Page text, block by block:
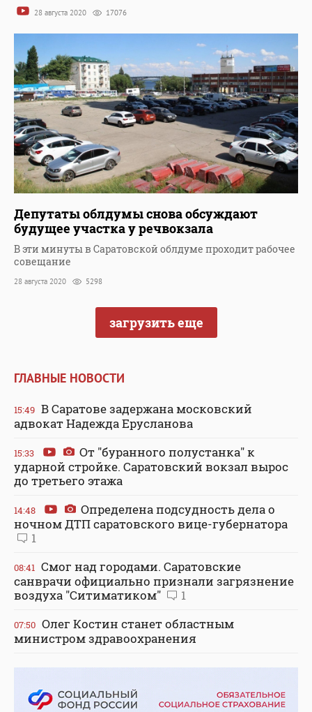
28 августа 2020 17076
Депутаты облдумы снова обсуждают
будущее участка у речвокзала
В эти минуты в Саратовской облдуме проходит рабочее
совещание
28 августа 2020 5298
загрузить еще
ГЛАВНЫЕ НОВОСТИ
15:49 В Саратове задержана московский
адвокат Надежда Ерусланова
15:33
От "буранного полустанка" к
ударной стройке. Саратовский вокзал вырос
до третьего этажа
14:48
Определена подсудность дела о
ночном ДТП саратовского вице-губернатора
1
08:41 Смог над городами. Саратовские
санврачи официально признали загрязнение
воздуха "Ситиматиком"
1
07:50 Олег Костин станет областным
министром здравоохранения